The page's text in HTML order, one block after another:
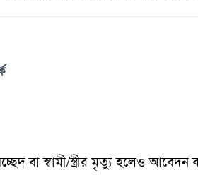
বা স্বামী/স্ত্রীর মৃত্যু হলেও আবেদন